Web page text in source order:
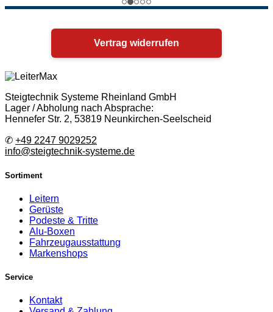
Vertrag widerrufen
Steigtechnik Systeme Rheinland GmbH
Lager / Abholung nach Absprache:
Hennefer Str. 2, 53819 Neunkirchen-Seelscheid
✆ +49 2247 9029252
info@steigtechnik-systeme.de
Sortiment
Leitern
Gerüste
Podeste & Tritte
Alu-Boxen
Fahrzeugausstattung
Markenshops
Service
Kontakt